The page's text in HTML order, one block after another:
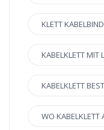
KLETT
KABELKLETT MIT
KABELKLETT
WO KABELKLETT